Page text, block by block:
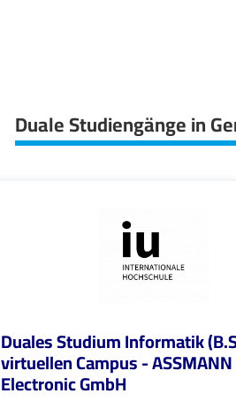
Duale Studiengänge in
Duales Studium Informatik
virtuellen Campus - ASSMANN
Electronic GmbH